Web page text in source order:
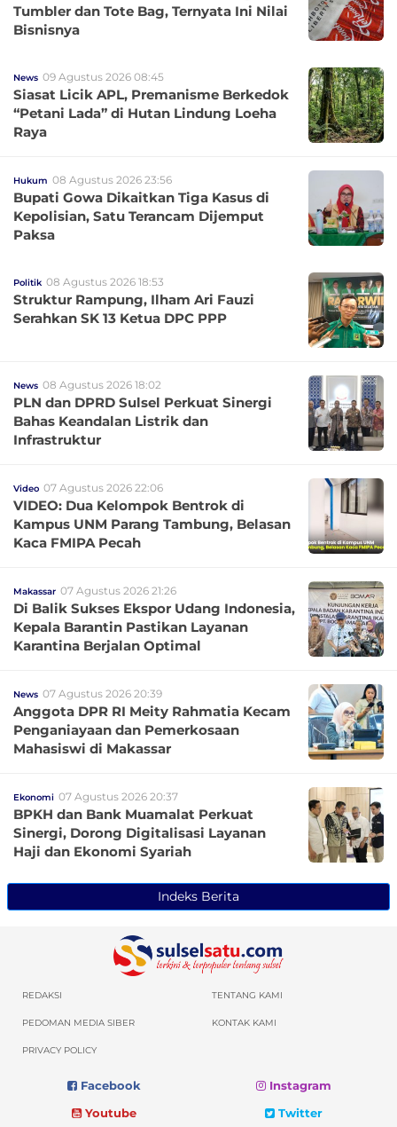
Tumbler dan Tote Bag, Ternyata Ini Nilai
Bisnisnya
News 09 Agustus 2026 08:45
Siasat Licik APL, Premanisme Berkedok
“Petani Lada” di Hutan Lindung Loeha
Raya
Hukum 08 Agustus 2026 23:56
Bupati Gowa Dikaitkan Tiga Kasus di
Kepolisian, Satu Terancam Dijemput
Paksa
Politik 08 Agustus 2026 18:53
Struktur Rampung, Ilham Ari Fauzi
Serahkan SK 13 Ketua DPC PPP
News 08 Agustus 2026 18:02
PLN dan DPRD Sulsel Perkuat Sinergi
Bahas Keandalan Listrik dan
Infrastruktur
Video 07 Agustus 2026 22:06
VIDEO: Dua Kelompok Bentrok di
Kampus UNM Parang Tambung, Belasan
Kaca FMIPA Pecah
Makassar 07 Agustus 2026 21:26
Di Balik Sukses Ekspor Udang Indonesia,
Kepala Barantin Pastikan Layanan
Karantina Berjalan Optimal
News 07 Agustus 2026 20:39
Anggota DPR RI Meity Rahmatia Kecam
Penganiayaan dan Pemerkosaan
Mahasiswi di Makassar
Ekonomi 07 Agustus 2026 20:37
BPKH dan Bank Muamalat Perkuat
Sinergi, Dorong Digitalisasi Layanan
Haji dan Ekonomi Syariah
Indeks Berita
REDAKSI TENTANG KAMI
PEDOMAN MEDIA SIBER KONTAK KAMI
PRIVACY POLICY
Facebook
Instagram
Youtube
Twitter